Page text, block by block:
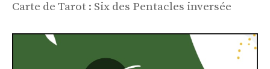
Carte de Tarot : Six des Pentacles inversée